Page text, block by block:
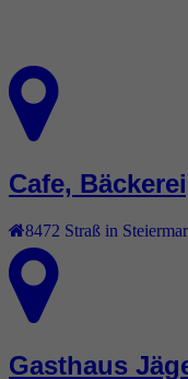
Cafe,
8472 Straß in
Gasthaus